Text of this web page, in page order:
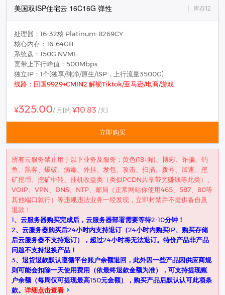
美国双ISP住宅云 16C16G 弹性 库存12
处理器：16-32核 Platinum-8269CY
核心内存：16-64GB
系统盘：150G NVME
宽带上下行峰值：500Mbps
独立IP：1个[独享/纯净/原生/ISP，上行流量3500G]
线路：回国9929+CMIN2 解锁Tiktok/亚马逊/电商/游戏
¥325.00/ 月 [约 ¥10.83 /天]
立即购买
所有云服务禁止用于以下业务及服务：黄色(18+漏)、博彩、诈骗、钓
鱼、黑客、爆破、病毒、外挂、发包、攻击、扫描、拨号、加速、挖
矿挖币、挖矿中转、挂机收益类（类似PCDN共享带宽赚钱等此类）、
VOIP、VPN、DNS、NTP、邮局（正常网站你使用465、587、80等
其他端口就行）等违规违法业务一经发现，立即封禁并不提供备份及
退款！
1、云服务器购买完成后，云服务器部署需要等待2-10分钟！
2、云服务器购买后24小时内支持退订（24小时内购买IP、购买存储
后云服务器不支持退订），超过24小时将无法退订。特价产品非产品
问题不支持退换产品！
3、退货退款默认遵循平台账户余额退回，此外因一些产品因供应商规
则可能会扣除一天使用费用（依最终退款金额为准），可支持提现账
户余额（每周仅可提现最高150元金额），购买产品后默认认可此项条
款。 详细点击查看